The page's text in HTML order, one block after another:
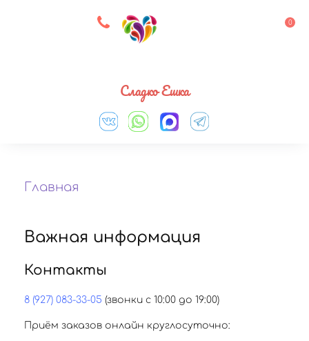
8 927 083 33 05 0
Сладко Ешка
Главная
Важная информация
Контакты
8 (927) 083-33-05 (звонки с 10:00 до 19:00)
Приём заказов онлайн круглосуточно: